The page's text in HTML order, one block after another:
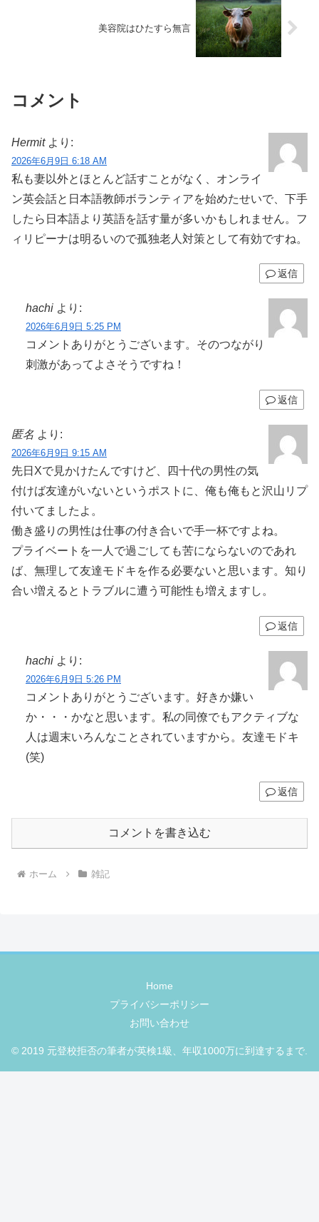
美容院はひたすら無言
コメント
Hermit より:
2026年6月9日 6:18 AM
私も妻以外とほとんど話すことがなく、オンライ
ン英会話と日本語教師ボランティアを始めたせいで、下手
したら日本語より英語を話す量が多いかもしれません。フ
ィリピーナは明るいので孤独老人対策として有効ですね。
返信
hachi より:
2026年6月9日 5:25 PM
コメントありがとうございます。そのつながり
刺激があってよさそうですね！
返信
匿名 より:
2026年6月9日 9:15 AM
先日Xで見かけたんですけど、四十代の男性の気
付けば友達がいないというポストに、俺も俺もと沢山リプ
付いてましたよ。
働き盛りの男性は仕事の付き合いで手一杯ですよね。
プライベートを一人で過ごしても苦にならないのであれ
ば、無理して友達モドキを作る必要ないと思います。知り
合い増えるとトラブルに遭う可能性も増えますし。
返信
hachi より:
2026年6月9日 5:26 PM
コメントありがとうございます。好きか嫌い
か・・・かなと思います。私の同僚でもアクティブな
人は週末いろんなことされていますから。友達モドキ
(笑)
返信
コメントを書き込む
ホーム 雑記
Home
プライバシーポリシー
お問い合わせ
© 2019 元登校拒否の筆者が英検1級、年収1000万に到達するまで.